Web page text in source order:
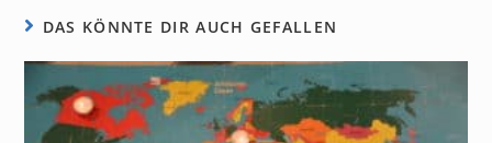
DAS KÖNNTE DIR AUCH GEFALLEN